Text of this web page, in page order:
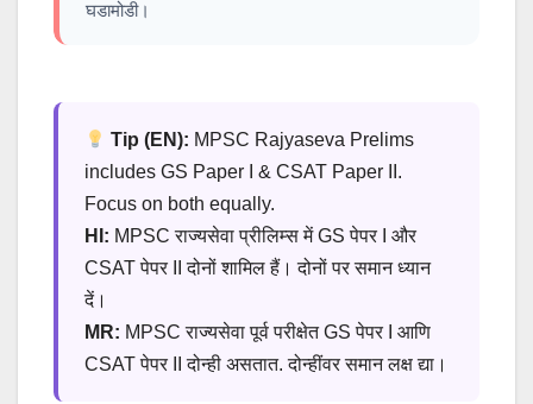
घडामोडी।
Tip (EN): MPSC Rajyaseva Prelims
includes GS Paper I & CSAT Paper II.
Focus on both equally.
HI: MPSC राज्यसेवा प्रीलिम्स में GS पेपर I और
CSAT पेपर II दोनों शामिल हैं। दोनों पर समान ध्यान
दें।
MR: MPSC राज्यसेवा पूर्व परीक्षेत GS पेपर I आणि
CSAT पेपर II दोन्ही असतात. दोन्हींवर समान लक्ष द्या।